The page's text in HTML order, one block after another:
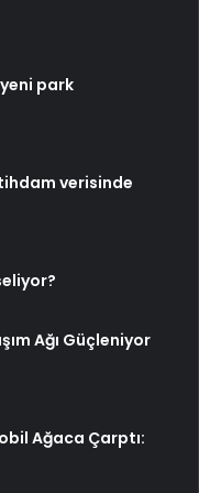
park
verisinde
Ağı Güçleniyor
Ağaca Çarptı: